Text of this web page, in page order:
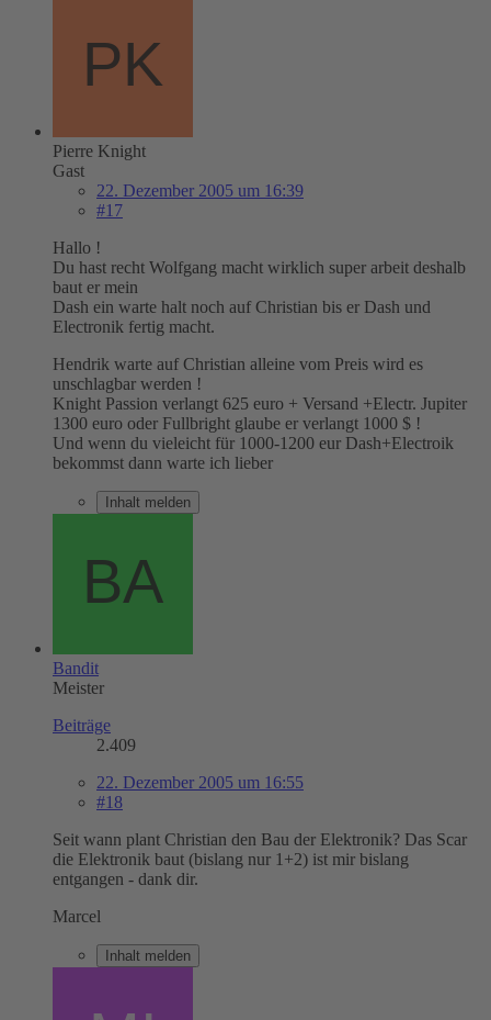
Pierre Knight
Gast
22. Dezember 2005 um 16:39
#17
Hallo !
Du hast recht Wolfgang macht wirklich super arbeit deshalb
baut er mein
Dash ein warte halt noch auf Christian bis er Dash und
Electronik fertig macht.
Hendrik warte auf Christian alleine vom Preis wird es
unschlagbar werden !
Knight Passion verlangt 625 euro + Versand +Electr. Jupiter
1300 euro oder Fullbright glaube er verlangt 1000 $ !
Und wenn du vieleicht für 1000-1200 eur Dash+Electroik
bekommst dann warte ich lieber
Inhalt melden
Bandit
Meister
Beiträge
2.409
22. Dezember 2005 um 16:55
#18
Seit wann plant Christian den Bau der Elektronik? Das Scar
die Elektronik baut (bislang nur 1+2) ist mir bislang
entgangen - dank dir.
Marcel
Inhalt melden